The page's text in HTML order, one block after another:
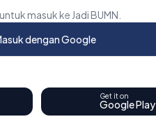
masuk ke Jadi BUMN.
dengan Google
Get it on
Google Play